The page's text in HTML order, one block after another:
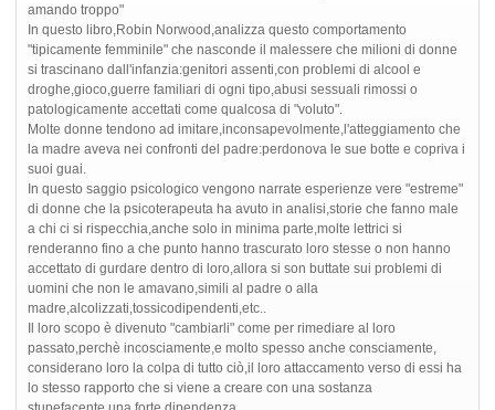
amando troppo"
In questo libro,Robin Norwood,analizza questo comportamento
"tipicamente femminile" che nasconde il malessere che milioni di donne
si trascinano dall'infanzia:genitori assenti,con problemi di alcool e
droghe,gioco,guerre familiari di ogni tipo,abusi sessuali rimossi o
patologicamente accettati come qualcosa di "voluto".
Molte donne tendono ad imitare,inconsapevolmente,l'atteggiamento che
la madre aveva nei confronti del padre:perdonova le sue botte e copriva i
suoi guai.
In questo saggio psicologico vengono narrate esperienze vere "estreme"
di donne che la psicoterapeuta ha avuto in analisi,storie che fanno male
a chi ci si rispecchia,anche solo in minima parte,molte lettrici si
renderanno fino a che punto hanno trascurato loro stesse o non hanno
accettato di gurdare dentro di loro,allora si son buttate sui problemi di
uomini che non le amavano,simili al padre o alla
madre,alcolizzati,tossicodipendenti,etc..
Il loro scopo è divenuto "cambiarli" come per rimediare al loro
passato,perchè incosciamente,e molto spesso anche consciamente,
considerano loro la colpa di tutto ciò,il loro attaccamento verso di essi ha
lo stesso rapporto che si viene a creare con una sostanza